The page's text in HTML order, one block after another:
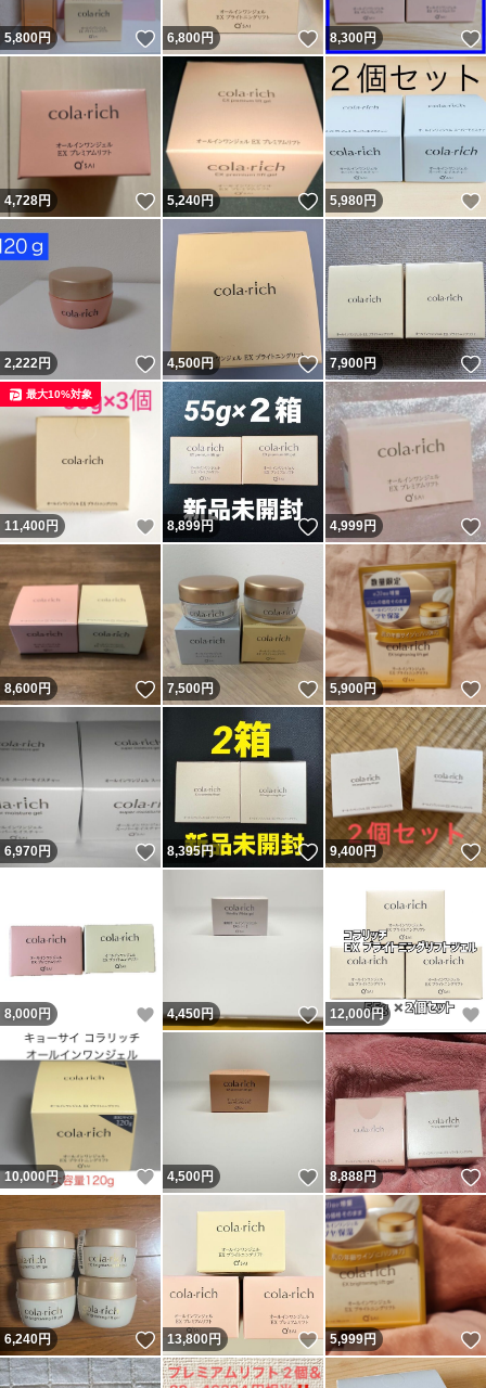
5,800円 いいね！
6,800円 いいね！
8,300円
4,728円 いいね！
5,240円 いいね！
5,980円
2,222円 いいね！
4,500円 いいね！
7,900円
11,400円 いいね！
最大10%対象
8,899円 いいね！
4,999円
8,600円 いいね！
7,500円 いいね！
5,900円
6,970円 いいね！
8,395円 いいね！
9,400円
8,000 円 いいね！
4,450円 いいね！
12,000円
10,000円 いいね！
4,500円 いいね！
8,888円
6,240円 いいね！
13,800円 いいね！
5,999円